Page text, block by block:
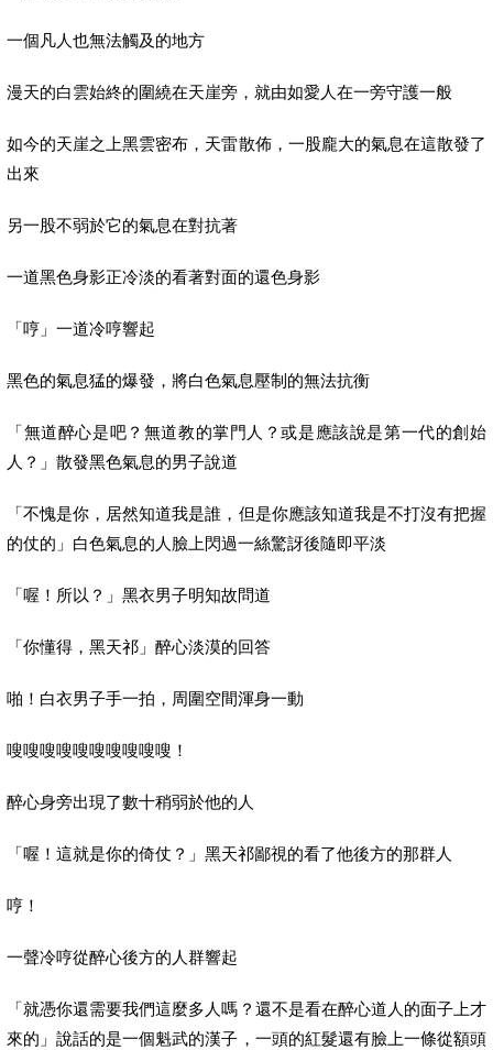
一個凡人也無法觸及的地方
漫天的白雲始終的圍繞在天崖旁，就由如愛人在一旁守護一般
如今的天崖之上黑雲密布，天雷散佈，一股龐大的氣息在這散發了
出來
另一股不弱於它的氣息在對抗著
一道黑色身影正冷淡的看著對面的還色身影
「哼」一道冷哼響起
黑色的氣息猛的爆發，將白色氣息壓制的無法抗衡
「無道醉心是吧？無道教的掌門人？或是應該說是第一代的創始
人？」散發黑色氣息的男子說道
「不愧是你，居然知道我是誰，但是你應該知道我是不打沒有把握
的仗的」白色氣息的人臉上閃過一絲驚訝後隨即平淡
「喔！所以？」黑衣男子明知故問道
「你懂得，黑天祁」醉心淡漠的回答
啪！白衣男子手一拍，周圍空間渾身一動
嗖嗖嗖嗖嗖嗖嗖嗖嗖嗖！
醉心身旁出現了數十稍弱於他的人
「喔！這就是你的倚仗？」黑天祁鄙視的看了他後方的那群人
哼！
一聲冷哼從醉心後方的人群響起
「就憑你還需要我們這麼多人嗎？還不是看在醉心道人的面子上才
來的」說話的是一個魁武的漢子，一頭的紅髮還有臉上一條從額頭